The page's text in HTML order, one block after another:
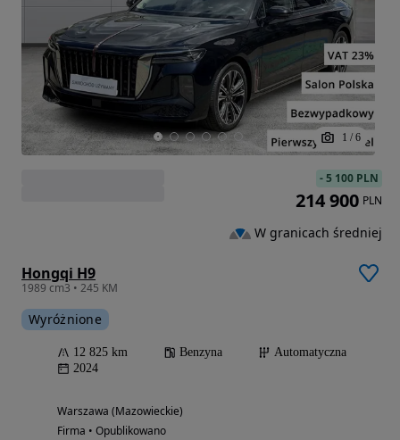
1 / 6
Hongqi H9
1989 cm3 • 245 KM
Wyróżnione
12 825 km Benzyna
Automatyczna
2024
Warszawa (Mazowieckie)
Firma • Opublikowano
-5 100 PLN
214 900 PLN
W granicach średniej